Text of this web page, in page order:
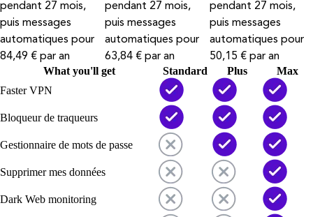
pendant 27 mois,
puis messages
automatiques pour
84,49 € par an
pendant 27 mois,
puis messages
automatiques pour
63,84 € par an
pendant 27 mois,
puis messages
automatiques pour
50,15 € par an
What you'll get Standard Plus
Max
Faster VPN
Bloqueur de traqueurs
Gestionnaire de mots de passe
Supprimer mes données
Dark Web monitoring